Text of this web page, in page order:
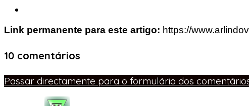
Link permanente para este artigo: https://
10 comentários
Passar directamente para o formulário dos